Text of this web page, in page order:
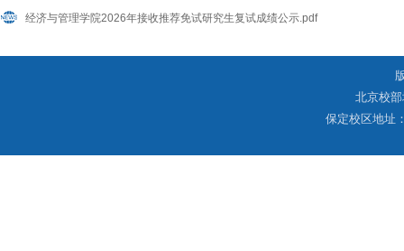
经济与管理学院2026年接收推荐免试研究生复试成绩公示.pdf
北京校
保定校区地址